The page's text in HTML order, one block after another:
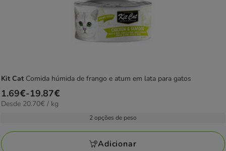
Kit Cat Comida húmida de frango e atum em lata para gatos
Preço
de
19.87€
1.69€-19.87€
20.70€
Desde 20.70€ / kg
2 opções de peso
Adicionar